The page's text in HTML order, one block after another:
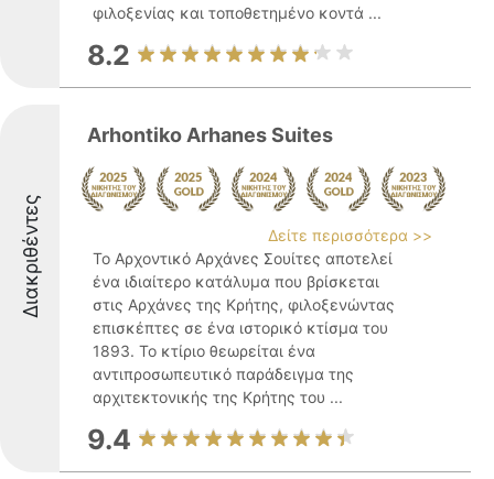
φιλοξενίας και τοποθετημένο κοντά ...
8.2
Διακριθέντες
Arhontiko Arhanes Suites
Δείτε περισσότερα >>
Το Αρχοντικό Αρχάνες Σουίτες αποτελεί
ένα ιδιαίτερο κατάλυμα που βρίσκεται
στις Αρχάνες της Κρήτης, φιλοξενώντας
επισκέπτες σε ένα ιστορικό κτίσμα του
1893. Το κτίριο θεωρείται ένα
αντιπροσωπευτικό παράδειγμα της
αρχιτεκτονικής της Κρήτης του ...
9.4